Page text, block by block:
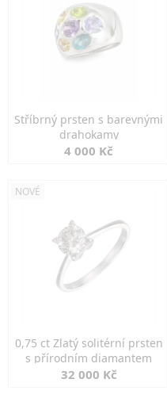
Stříbrný prsten s barevnými
drahokamy
4 000 Kč
NOVÉ
0,75 ct Zlatý solitérní prsten
s přírodním diamantem
32 000 Kč